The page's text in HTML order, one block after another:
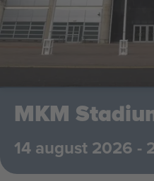
MKM
14 august 2026 -